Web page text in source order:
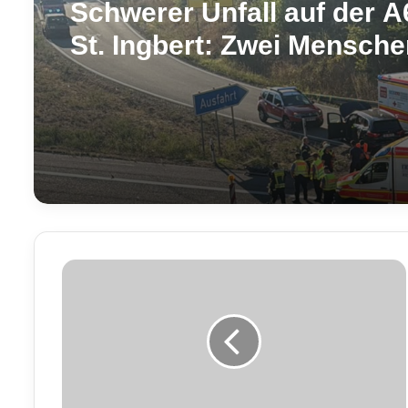
Schwerer Unfall auf der
St. Ingbert: Zwei
schwer verletzt
T